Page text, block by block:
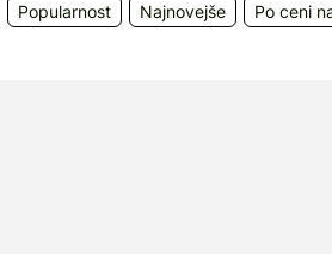
Popularnost Najnovejše Po ceni